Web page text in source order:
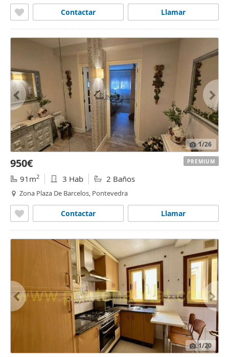
Llamar
Contactar
1/26
950€
91m2 3 Hab 2 Baños
Zona Plaza De Barcelos, Pontevedra
Llamar
Contactar
PREMIUM
1/20